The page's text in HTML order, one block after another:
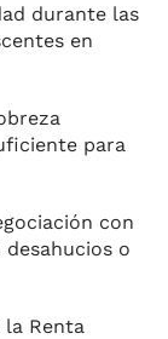
durante las
en
para
con
o
Renta